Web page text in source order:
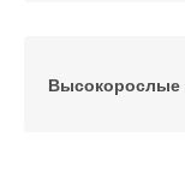
Высокорослые